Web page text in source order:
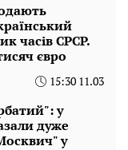
часів СРСР.
євро
15:30 11.03
у
дуже
у